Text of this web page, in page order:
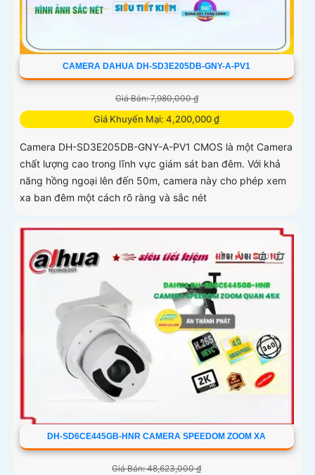
CAMERA DAHUA DH-SD3E205DB-GNY-A-PV1
Giá Bán: 7,980,000 ₫
Giá Khuyến Mại: 4,200,000 ₫
Camera DH-SD3E205DB-GNY-A-PV1 CMOS là một Camera
chất lượng cao trong lĩnh vực giám sát ban đêm. Với khả
năng hồng ngoại lên đến 50m, camera này cho phép xem
xa ban đêm một cách rõ ràng và sắc nét
DH-SD6CE445GB-HNR CAMERA SPEEDOM ZOOM XA
Giá Bán: 48,623,000 ₫